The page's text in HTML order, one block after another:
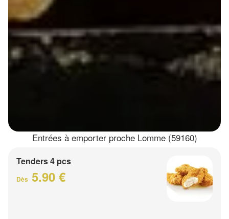
Entrées à emporter proche Lomme (59160)
Tenders 4 pcs
Dès 5.90 €